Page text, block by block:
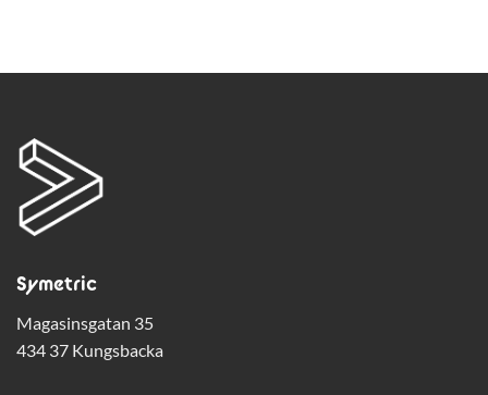
Symetric
Magasinsgatan 35
434 37 Kungsbacka